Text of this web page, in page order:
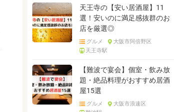
天王寺の【安い居酒屋】11
選！安いのに満足感抜群のお
店を厳選◎
グルメ
大阪市阿倍野区
天王寺駅
【難波で宴会】個室・飲み放
題・絶品料理がおすすめ居酒
屋15選
グルメ
大阪市浪速区